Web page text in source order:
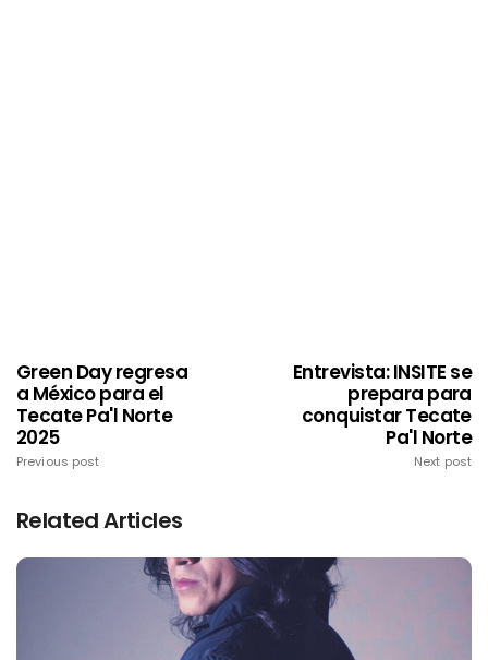
Green Day regresa
a México para el
Tecate Pa'l Norte
2025
Previous post
Entrevista: INSITE se
prepara para
conquistar Tecate
Pa'l Norte
Next post
Related Articles